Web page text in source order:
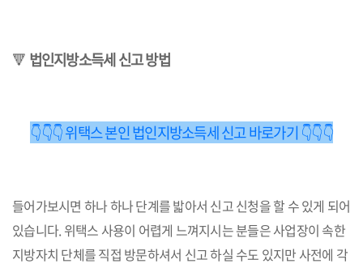
🔻 법인지방소득세 신고 방법
👇👇👇 위택스 본인 법인지방소득세 신고 바로가기 👇👇👇
들어가보시면 하나 하나 단계를 밟아서 신고 신청을 할 수 있게 되어
있습니다. 위택스 사용이 어렵게 느껴지시는 분들은 사업장이 속한
지방자치 단체를 직접 방문하셔서 신고 하실 수도 있지만 사전에 각